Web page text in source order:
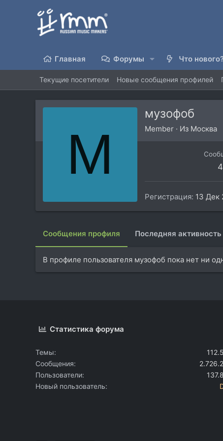
Главная Форумы Что
Текущие посетители Новые сообщения профилей
М
музофоб
Member · Из Москва
Регистрация 13 Дек
Сообщения профиля Последняя активность
В профиле пользователя музофоб пока нет ни
Статистика форума
Темы
Сообщения
Пользователи
Новый пользователь